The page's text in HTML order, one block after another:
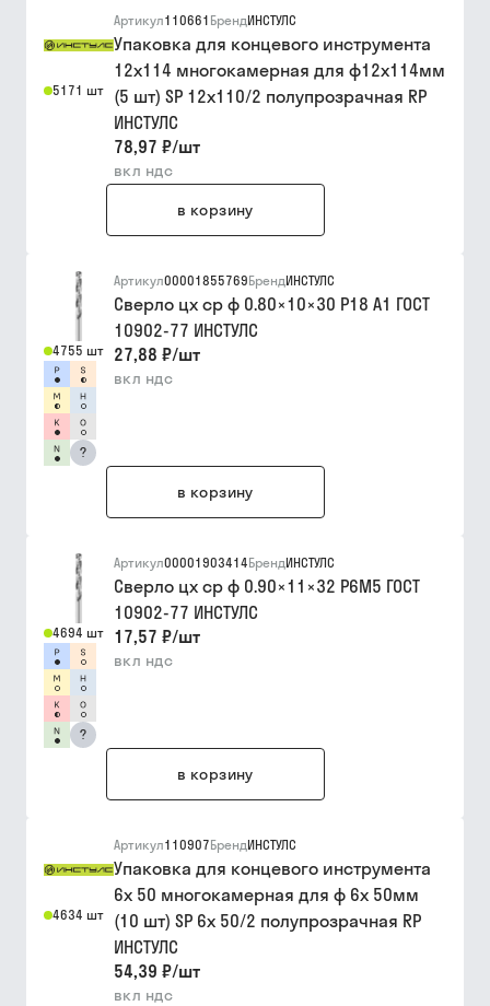
5171 шт
Артикул110661 БрендИНСТУЛС
Упаковка для концевого инструмента
12х114 многокамерная для ф12х114мм
(5 шт) SP 12x110/2 полупрозрачная RP
ИНСТУЛС
78,97 ₽/шт
вкл ндс
в корзину
4755 шт
?
Артикул00001855769БрендИНСТУЛС
Сверло цх ср ф 0.80×10×30 Р18 A1 ГОСТ
10902-77 ИНСТУЛС
27,88 ₽/шт
вкл ндс
в корзину
4694 шт
?
Артикул00001903414БрендИНСТУЛС
Сверло цх ср ф 0.90×11×32 Р6М5 ГОСТ
10902-77 ИНСТУЛС
17,57 ₽/шт
вкл ндс
в корзину
4634 шт
Артикул110907БрендИНСТУЛС
Упаковка для концевого инструмента
6х 50 многокамерная для ф 6х 50мм
(10 шт) SP 6x 50/2 полупрозрачная RP
ИНСТУЛС
54,39 ₽/шт
вкл ндс